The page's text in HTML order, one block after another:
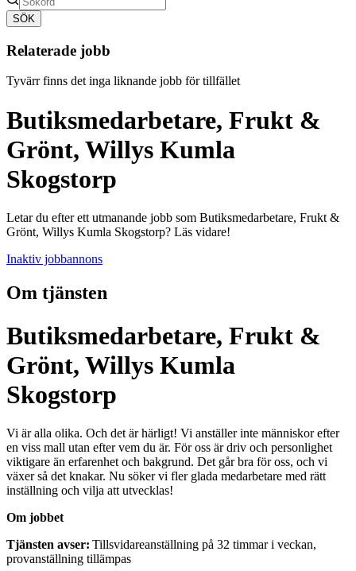
SÖK
Relaterade jobb
Tyvärr finns det inga liknande jobb för tillfället
Butiksmedarbetare, Frukt &
Grönt, Willys Kumla
Skogstorp
Letar du efter ett utmanande jobb som Butiksmedarbetare, Frukt &
Grönt, Willys Kumla Skogstorp? Läs vidare!
Inaktiv jobbannons
Om tjänsten
Butiksmedarbetare, Frukt &
Grönt, Willys Kumla
Skogstorp
Vi är alla olika. Och det är härligt! Vi anställer inte människor efter
en viss mall utan efter vem du är. För oss är driv och personlighet
viktigare än erfarenhet och bakgrund. Det går bra för oss, och vi
växer så det knakar. Nu söker vi fler glada medarbetare med rätt
inställning och vilja att utvecklas!
Om jobbet
Tjänsten avser: Tillsvidareanställning på 32 timmar i veckan,
provanställning tillämpas